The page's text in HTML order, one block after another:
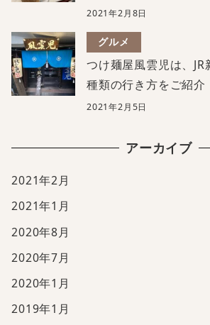
2021年2月8日
グルメ
つけ麺屋風雲児は、JR
種類の行き方をご紹介
2021年2月5日
アーカイブ
2021年2月
2021年1月
2020年8月
2020年7月
2020年1月
2019年1月